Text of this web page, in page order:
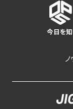
今日を知